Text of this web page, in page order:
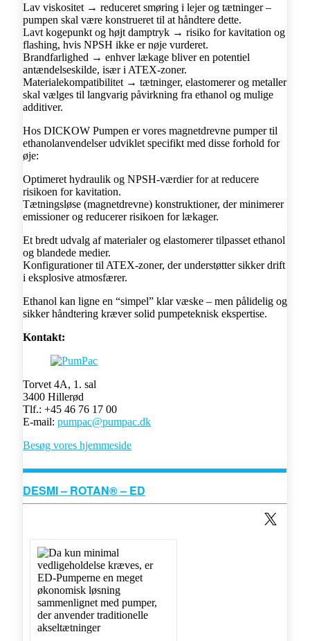
Lav viskositet → reduceret smøring i lejer og tætninger –
pumpen skal være konstrueret til at håndtere dette.
Lavt kogepunkt og højt damptryk → risiko for kavitation og
flashing, hvis NPSH ikke er nøje vurderet.
Brandfarlighed → enhver lækage bliver en potentiel
antændelseskilde, især i ATEX-zoner.
Materialekompatibilitet → tætninger, elastomerer og metaller
skal vælges til langvarig påvirkning fra ethanol og mulige
additiver.
Hos DICKOW Pumpen er vores magnetdrevne pumper til
ethanolanvendelser udviklet specifikt med disse forhold for
øje:
Optimeret hydraulik og NPSH-værdier for at reducere
risikoen for kavitation.
Tætningsløse (magnetdrevne) konstruktioner, der minimerer
emissioner og reducerer risikoen for lækager.
Et bredt udvalg af materialer og elastomerer tilpasset ethanol
og blandede medier.
Konfigurationer til ATEX-zoner, der understøtter sikker drift
i eksplosive atmosfærer.
Ethanol kan ligne en “simpel” klar væske – men pålidelig og
sikker håndtering kræver solid pumpeteknisk ekspertise.
Kontakt:
Torvet 4A, 1. sal
3400 Hillerød
Tlf.: +45 46 76 17 00
E-mail: pumpac@pumpac.dk
Besøg vores hjemmeside
DESMI – ROTAN® – ED